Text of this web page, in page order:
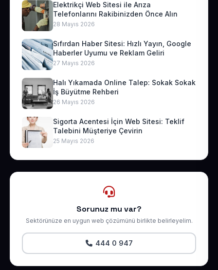
Elektrikçi Web Sitesi ile Arıza
Telefonlarını Rakibinizden Önce Alın
28 Mayıs 2026
Sıfırdan Haber Sitesi: Hızlı Yayın, Google
Haberler Uyumu ve Reklam Geliri
27 Mayıs 2026
Halı Yıkamada Online Talep: Sokak Sokak
İş Büyütme Rehberi
26 Mayıs 2026
Sigorta Acentesi İçin Web Sitesi: Teklif
Talebini Müşteriye Çevirin
25 Mayıs 2026
Sorunuz mu var?
Sektörünüze en uygun web çözümünü birlikte belirleyelim.
444 0 947